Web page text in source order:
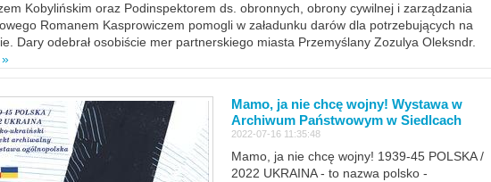
Kobylińskim oraz Podinspektorem ds. obronnych, obrony cywilnej i zarządzania
Romanem Kasprowiczem pomogli w załadunku darów dla potrzebujących na
Dary odebrał osobiście mer partnerskiego miasta Przemyślany Zozulya Oleksndr.
Mamo, ja nie chcę wojny! Wystawa w
Archiwum Państwowym w Siedlcach
2022-07-16 11:35:48
Mamo, ja nie chcę wojny! 1939-45 POLSKA /
2022 UKRAINA - to nazwa polsko -